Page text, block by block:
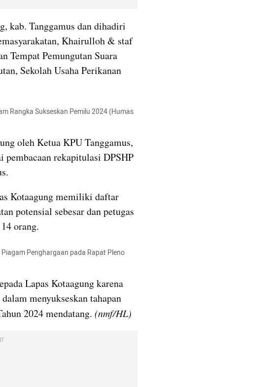
kab. Tanggamus dan dihadiri
Khairulloh & staf
Tempat Pemungutan Suara
Sekolah Usaha Perikanan
Rangka Sukseskan Pemilu 2024 (Humas
oleh Ketua KPU Tanggamus,
pembacaan rekapitulasi DPSHP
Kotaagung memiliki daftar
potensial sebesar dan petugas
orang.
Penghargaan pada Rapat Pleno
Lapas Kotaagung karena
menyukseskan tahapan
2024 mendatang. (nmf/HL)